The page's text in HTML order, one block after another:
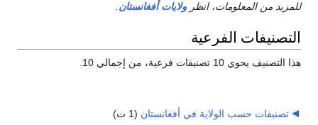
للمزيد من المعلومات، انظر ولايات أفغانستان.
التصنيفات الفرعية
هذا التصنيف يحوي 10 تصنيفات فرعية، من إجمالي 10.
تصنيفات حسب الولاية في أفغانستان (1 ت)